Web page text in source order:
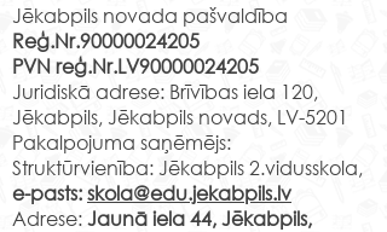
vidusskolas 2.c klases skolēni
apmeklēja Līvānu stikla un
amatniecības centra
izzinošo nodarbību" Līvānu
stikla...
Jēkabpils novada pašvaldība
Reģ.Nr.90000024205
PVN reģ.Nr.LV90000024205
Juridiskā adrese: Brīvības iela 120,
Jēkabpils, Jēkabpils novads, LV-5201
Pakalpojuma saņēmējs:
Struktūrvienība: Jēkabpils 2.vidusskola,
e-pasts:skola@edu.jekabpils.lv
Adrese:Jaunā iela 44, Jēkabpils,